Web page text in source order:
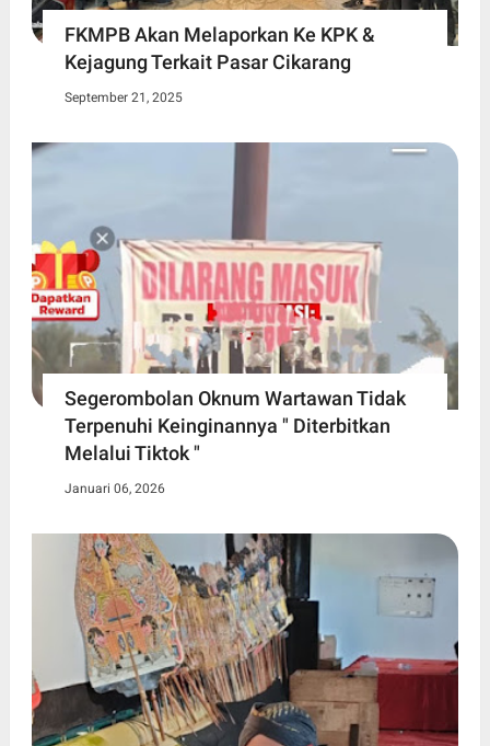
FKMPB Akan Melaporkan Ke KPK &
Kejagung Terkait Pasar Cikarang
September 21, 2025
Segerombolan Oknum Wartawan Tidak
Terpenuhi Keinginannya " Diterbitkan
Melalui Tiktok "
Januari 06, 2026